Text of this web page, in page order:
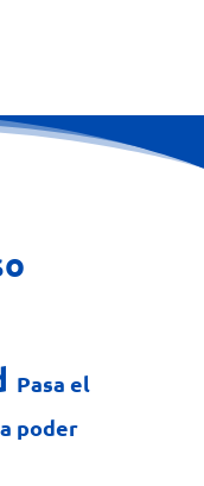
Pasa el
poder